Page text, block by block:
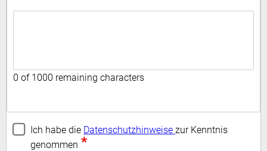
0 of 1000 remaining characters
Ich habe die Datenschutzhinweise zur Kenntnis
genommen *